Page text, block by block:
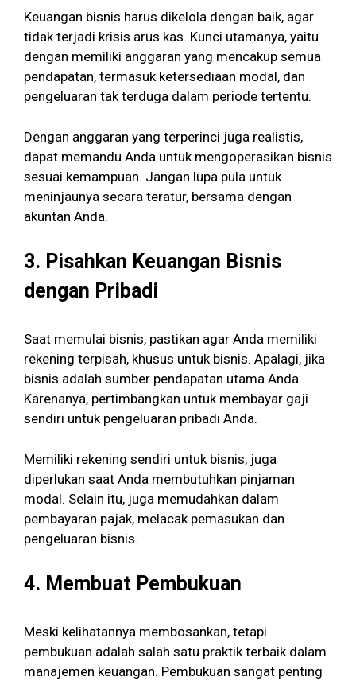
Keuangan bisnis harus dikelola dengan baik, agar
tidak terjadi krisis arus kas. Kunci utamanya, yaitu
dengan memiliki anggaran yang mencakup semua
pendapatan, termasuk ketersediaan modal, dan
pengeluaran tak terduga dalam periode tertentu.
Dengan anggaran yang terperinci juga realistis,
dapat memandu Anda untuk mengoperasikan bisnis
sesuai kemampuan. Jangan lupa pula untuk
meninjaunya secara teratur, bersama dengan
akuntan Anda.
3. Pisahkan Keuangan Bisnis
dengan Pribadi
Saat memulai bisnis, pastikan agar Anda memiliki
rekening terpisah, khusus untuk bisnis. Apalagi, jika
bisnis adalah sumber pendapatan utama Anda.
Karenanya, pertimbangkan untuk membayar gaji
sendiri untuk pengeluaran pribadi Anda.
Memiliki rekening sendiri untuk bisnis, juga
diperlukan saat Anda membutuhkan pinjaman
modal. Selain itu, juga memudahkan dalam
pembayaran pajak, melacak pemasukan dan
pengeluaran bisnis.
4. Membuat Pembukuan
Meski kelihatannya membosankan, tetapi
pembukuan adalah salah satu praktik terbaik dalam
manajemen keuangan. Pembukuan sangat penting